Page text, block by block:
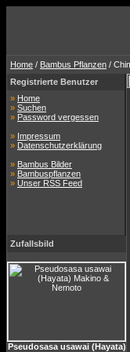
Home / Bambus Pflanzen /
Registrierte Benutzer
» Home
» Suchen
» Password vergessen
» Impressum
» Datenschutzerklärung
» Bambus Bilder
» Bambuspflanzen
» Unser RSS Feed
Zufallsbild
Pseudosasa usawai (Hayata)